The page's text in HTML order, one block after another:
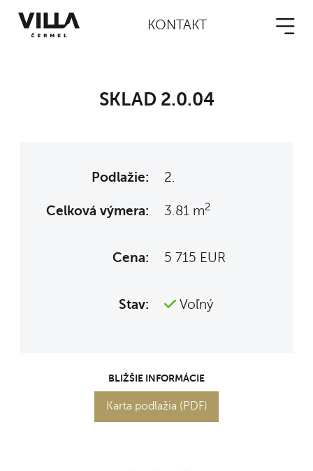
KONTAKT
SKLAD 2.0.04
Podlažie: 2.
Celková výmera: 3.81 m2
Cena: 5 715 EUR
Stav: Voľný
BLIŽŠIE INFORMÁCIE
Karta podlažia (PDF)